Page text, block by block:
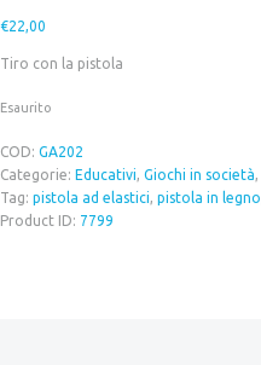
€22,00
Tiro con la pistola
Esaurito
COD: GA202
Categorie: Educativi Giochi in società
Tag: pistola ad elastici pistola in legno
Product ID: 7799